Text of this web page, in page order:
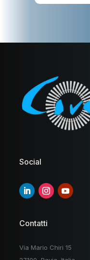
Social
Contatti
Via Mario Chiri 15